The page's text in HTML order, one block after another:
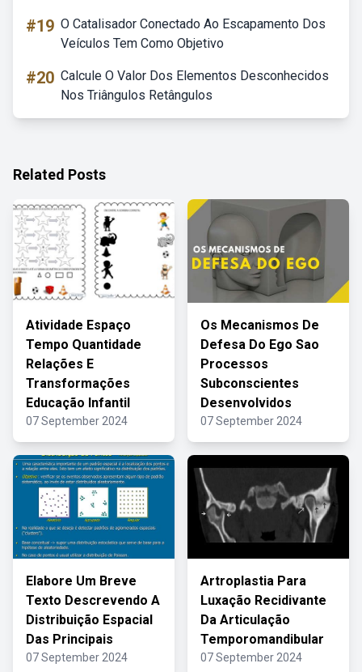
#19 O Catalisador Conectado Ao Escapamento Dos
Veículos Tem Como Objetivo
#20 Calcule O Valor Dos Elementos Desconhecidos
Nos Triângulos Retângulos
Related Posts
Atividade Espaço
Tempo Quantidade
Relações E
Transformações
Educação Infantil
07 September 2024
Os Mecanismos De
Defesa Do Ego Sao
Processos
Subconscientes
Desenvolvidos
07 September 2024
Elabore Um Breve
Texto Descrevendo A
Distribuição Espacial
Das Principais
07 September 2024
Artroplastia Para
Luxação Recidivante
Da Articulação
Temporomandibular
07 September 2024